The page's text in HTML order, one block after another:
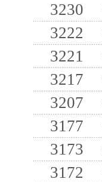
3230
3222
3221
3217
3207
3177
3173
3172